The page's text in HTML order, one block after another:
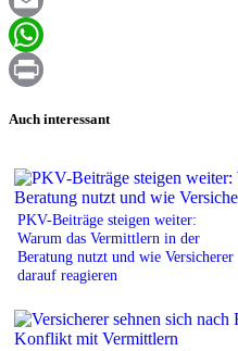
Email
WhatsApp
Auch interessant
PKV-Beiträge steigen weiter:
Warum das Vermittlern in der
Beratung nutzt und wie Versicherer
darauf reagieren